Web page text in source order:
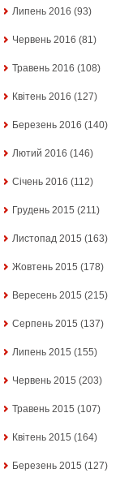
Липень 2016 (93)
Червень 2016 (81)
Травень 2016 (108)
Квітень 2016 (127)
Березень 2016 (140)
Лютий 2016 (146)
Січень 2016 (112)
Грудень 2015 (211)
Листопад 2015 (163)
Жовтень 2015 (178)
Вересень 2015 (215)
Серпень 2015 (137)
Липень 2015 (155)
Червень 2015 (203)
Травень 2015 (107)
Квітень 2015 (164)
Березень 2015 (127)